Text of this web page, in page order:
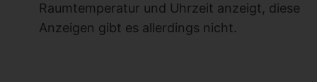
Raumtemperatur und Uhrzeit anzeigt, diese
Anzeigen gibt es allerdings nicht.